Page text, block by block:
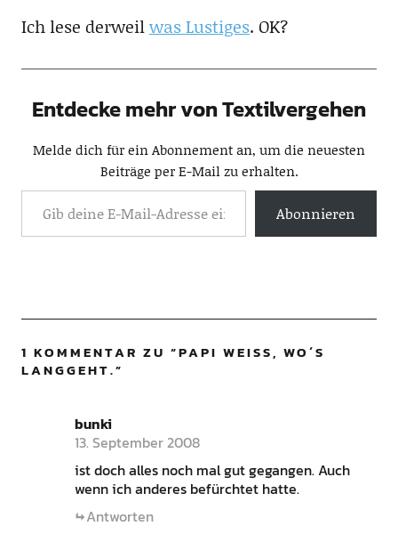
Ich lese derweilwas Lustiges. OK?
Entdecke mehr von Textilvergehen
Melde dich für ein Abonnement an, um die neuesten
Beiträge per E-Mail zu erhalten.
Abonnieren
1 KOMMENTAR ZU “PAPI WEISS, WO´S
LANGGEHT.”
bunki
13. September 2008
ist doch alles noch mal gut gegangen. Auch
wenn ich anderes befürchtet hatte.
Antworten